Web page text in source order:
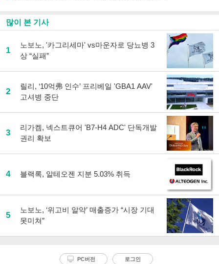
많이 본 기사
1
노보노, '카그리세마' vs마운자로 당뇨병 3
상 “실패”
2
릴리, ‘10억弗 인수’ 프리베일 'GBA1 AAV'
고셔병 중단
3
리가켐, 넥스트큐어 'B7-H4 ADC' 단독개발
권리 확보
4 블랙록, 알테오젠 지분 5.03% 취득
5
노보노, ‘위고비 알약’ 매출증가 “시장 기대
못미쳐”
PC버전 로그인